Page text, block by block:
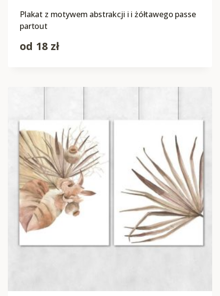
Plakat z motywem abstrakcji i i żółtawego passe
partout
od 18 zł